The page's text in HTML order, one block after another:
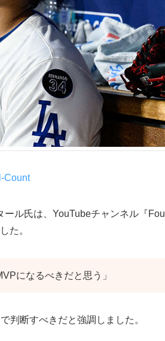
Count
ル氏は、YouTubeチャンネル『Foul
た。
になるべきだと思う」
判断すべきだと強調しました。